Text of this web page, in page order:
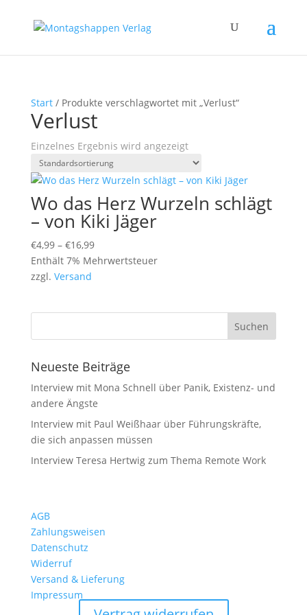
Start/ Produkte verschlagwortet mit „Verlust“
Verlust
Einzelnes Ergebnis wird angezeigt
Wo das Herz Wurzeln schlägt
– von Kiki Jäger
€4,99 – €16,99Preisspanne:
€4,99
Enthält 7% Mehrwertsteuer
zzgl. Versand
Neueste Beiträge
Interview mit Mona Schnell über Panik, Existenz- und
andere Ängste
Interview mit Paul Weißhaar über Führungskräfte,
die sich anpassen müssen
Interview Teresa Hertwig zum Thema Remote Work
AGB
Zahlungsweisen
Datenschutz
Widerruf
Versand & Lieferung
Impressum